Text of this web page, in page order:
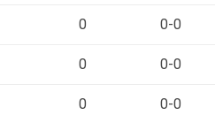
0 0-0
0 0-0
0 0-0